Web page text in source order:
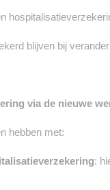
blijven bij
via de nieuwe
hebben met:
: